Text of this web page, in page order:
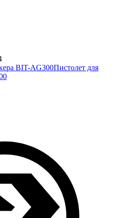
BIT-AG300Пистолет для